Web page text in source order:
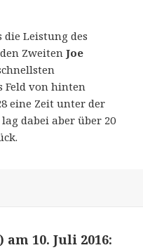
Leistung des
ZweitenJoe
Feld von hinten
eine Zeit unter der
dabei aber über 20
10. Juli 2016: